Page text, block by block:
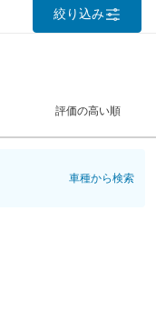
絞り込み
評価の高い順
車種から検索